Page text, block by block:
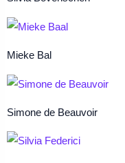
Mieke Bal
Simone de Beauvoir